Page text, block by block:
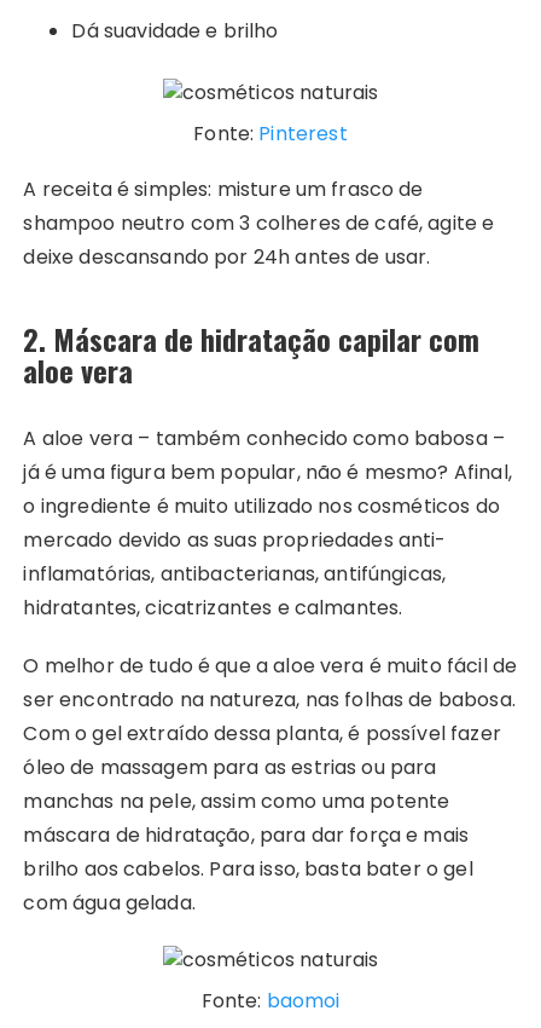
Dá suavidade e brilho
Fonte: Pinterest
A receita é simples: misture um frasco de
shampoo neutro com 3 colheres de café, agite e
deixe descansando por 24h antes de usar.
2. Máscara de hidratação capilar com
aloe vera
A aloe vera – também conhecido como babosa –
já é uma figura bem popular, não é mesmo? Afinal,
o ingrediente é muito utilizado nos cosméticos do
mercado devido as suas propriedades anti-
inflamatórias, antibacterianas, antifúngicas,
hidratantes, cicatrizantes e calmantes.
O melhor de tudo é que a aloe vera é muito fácil de
ser encontrado na natureza, nas folhas de babosa.
Com o gel extraído dessa planta, é possível fazer
óleo de massagem para as estrias ou para
manchas na pele, assim como uma potente
máscara de hidratação, para dar força e mais
brilho aos cabelos. Para isso, basta bater o gel
com água gelada.
Fonte: baomoi